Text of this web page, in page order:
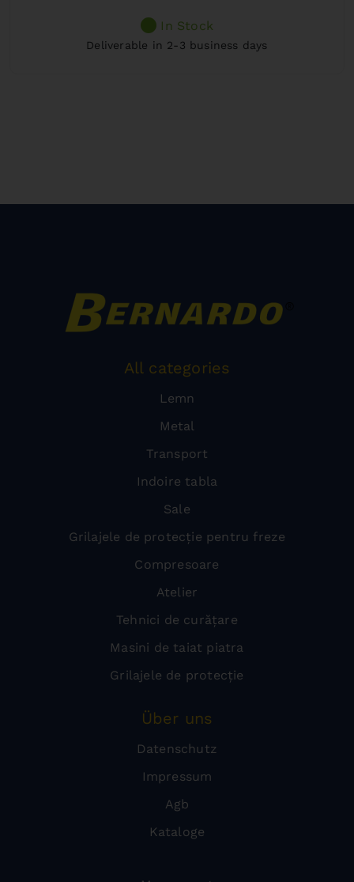
In Stock
Deliverable in 2-3 business days
All categories
Lemn
Metal
Transport
Indoire tabla
Sale
Grilajele de protecție pentru freze
Compresoare
Atelier
Tehnici de curățare
Masini de taiat piatra
Grilajele de protecție
Über uns
Datenschutz
Impressum
Agb
Kataloge